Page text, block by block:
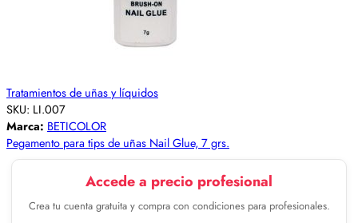
Tratamientos de uñas y líquidos
SKU: LI.007
Marca: BETICOLOR
Pegamento para tips de uñas Nail Glue, 7 grs.
Accede a precio profesional
Crea tu cuenta gratuita y compra con condiciones para profesionales.